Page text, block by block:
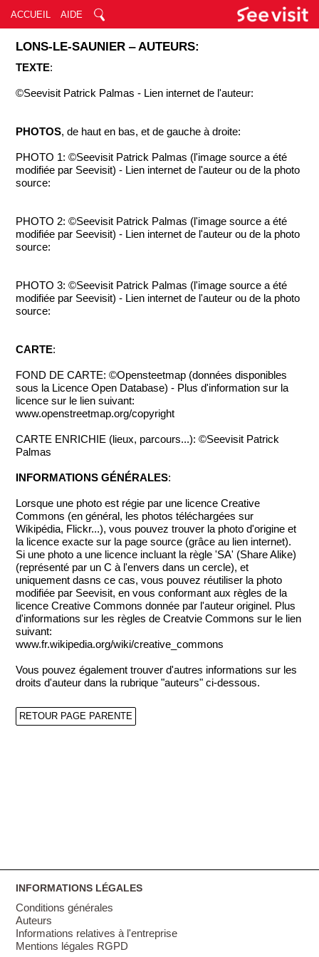
ACCUEIL AIDE
LONS-LE-SAUNIER ‒ AUTEURS:
TEXTE:
©Seevisit Patrick Palmas - Lien internet de l'auteur:
PHOTOS, de haut en bas, et de gauche à droite:
PHOTO 1: ©Seevisit Patrick Palmas (l'image source a été
modifiée par Seevisit) - Lien internet de l'auteur ou de la photo
source:
PHOTO 2: ©Seevisit Patrick Palmas (l'image source a été
modifiée par Seevisit) - Lien internet de l'auteur ou de la photo
source:
PHOTO 3: ©Seevisit Patrick Palmas (l'image source a été
modifiée par Seevisit) - Lien internet de l'auteur ou de la photo
source:
CARTE:
FOND DE CARTE: ©Opensteetmap (données disponibles
sous la Licence Open Database) - Plus d'information sur la
licence sur le lien suivant:
www.openstreetmap.org/copyright
CARTE ENRICHIE (lieux, parcours...): ©Seevisit Patrick
Palmas
INFORMATIONS GÉNÉRALES:
Lorsque une photo est régie par une licence Creative
Commons (en général, les photos téléchargées sur
Wikipédia, Flickr...), vous pouvez trouver la photo d'origine et
la licence exacte sur la page source (grâce au lien internet).
Si une photo a une licence incluant la règle 'SA' (Share Alike)
(représenté par un C à l'envers dans un cercle), et
uniquement dasns ce cas, vous pouvez réutiliser la photo
modifiée par Seevisit, en vous conformant aux règles de la
licence Creative Commons donnée par l'auteur originel. Plus
d'informations sur les règles de Creatvie Commons sur le lien
suivant:
www.fr.wikipedia.org/wiki/creative_commons
Vous pouvez également trouver d'autres informations sur les
droits d'auteur dans la rubrique "auteurs" ci-dessous.
RETOUR PAGE PARENTE
INFORMATIONS LÉGALES
Conditions générales
Auteurs
Informations relatives à l'entreprise
Mentions légales RGPD